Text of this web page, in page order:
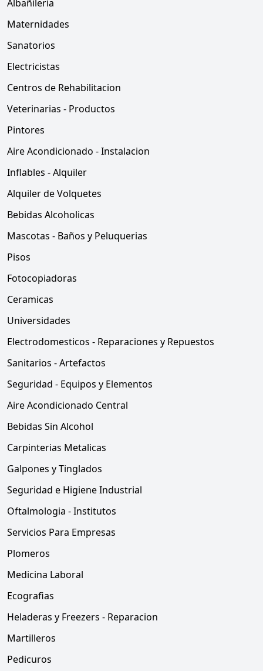
Albañileria
Maternidades
Sanatorios
Electricistas
Centros de Rehabilitacion
Veterinarias - Productos
Pintores
Aire Acondicionado - Instalacion
Inflables - Alquiler
Alquiler de Volquetes
Bebidas Alcoholicas
Mascotas - Baños y Peluquerias
Pisos
Fotocopiadoras
Ceramicas
Universidades
Electrodomesticos - Reparaciones y Repuestos
Sanitarios - Artefactos
Seguridad - Equipos y Elementos
Aire Acondicionado Central
Bebidas Sin Alcohol
Carpinterias Metalicas
Galpones y Tinglados
Seguridad e Higiene Industrial
Oftalmologia - Institutos
Servicios Para Empresas
Plomeros
Medicina Laboral
Ecografias
Heladeras y Freezers - Reparacion
Martilleros
Pedicuros